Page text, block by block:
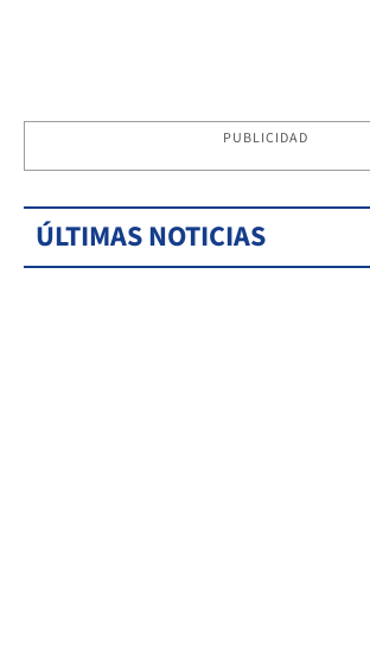
PUBLICIDAD
ÚLTIMAS NOTICIAS